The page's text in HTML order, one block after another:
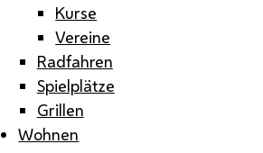
Kurse
Vereine
Radfahren
Spielplätze
Grillen
Wohnen